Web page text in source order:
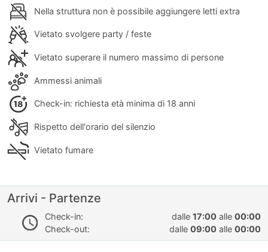
Nella struttura non è possibile aggiungere letti extra
Vietato svolgere party / feste
Vietato superare il numero massimo di persone
Ammessi animali
Check-in: richiesta età minima di 18 anni
Rispetto dell'orario del silenzio
Vietato fumare
Arrivi - Partenze
Check-in: dalle 17:00 alle 00:00
Check-out:
dalle 09:00 alle 00:00